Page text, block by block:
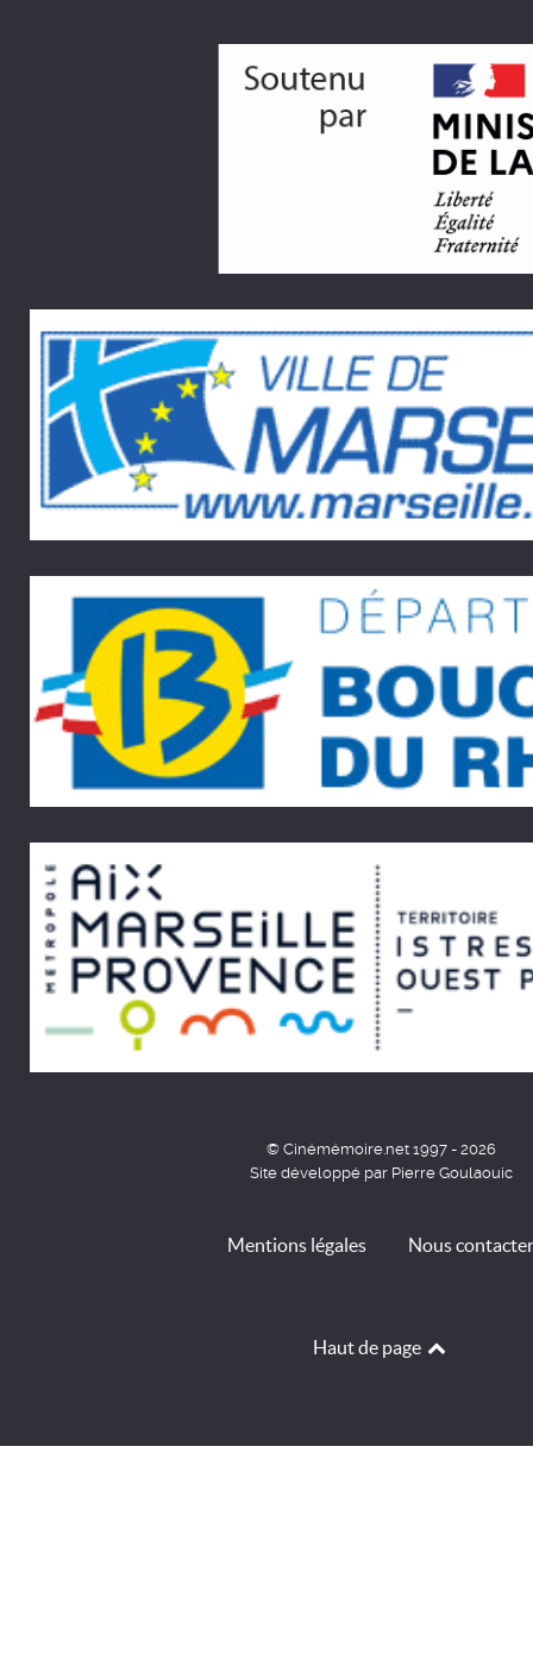
© Cinémémoire.net 1997 - 2026
Site développé par Pierre Goulaouic
Mentions légales Nous contacter
Haut de page